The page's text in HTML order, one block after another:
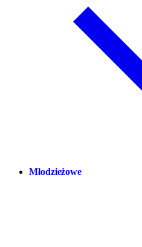
Młodzieżowe